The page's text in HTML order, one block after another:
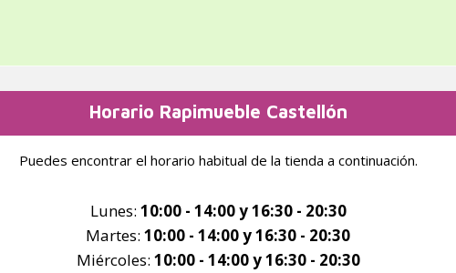
Horario Rapimueble Castellón
Puedes encontrar el horario habitual de la tienda a continuación.
Lunes: 10:00 - 14:00 y 16:30 - 20:30
Martes: 10:00 - 14:00 y 16:30 - 20:30
Miércoles: 10:00 - 14:00 y 16:30 - 20:30